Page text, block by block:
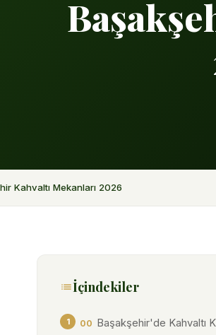
Kahvaltı Mekanları 2026
İçindekiler
Başakşehir'de Kahvaltı